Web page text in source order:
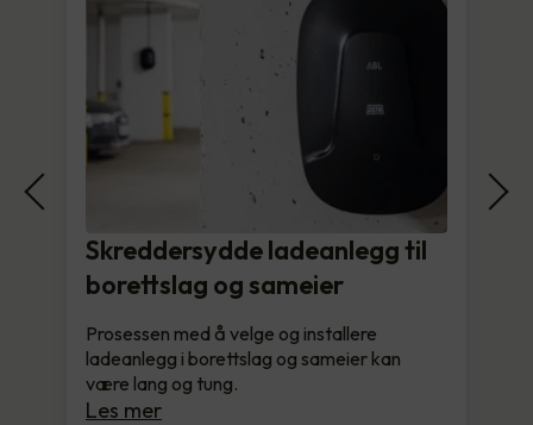
Skreddersydde ladeanlegg til
borettslag og sameier
Prosessen med å velge og installere
ladeanlegg i borettslag og sameier kan
være lang og tung.
Les mer